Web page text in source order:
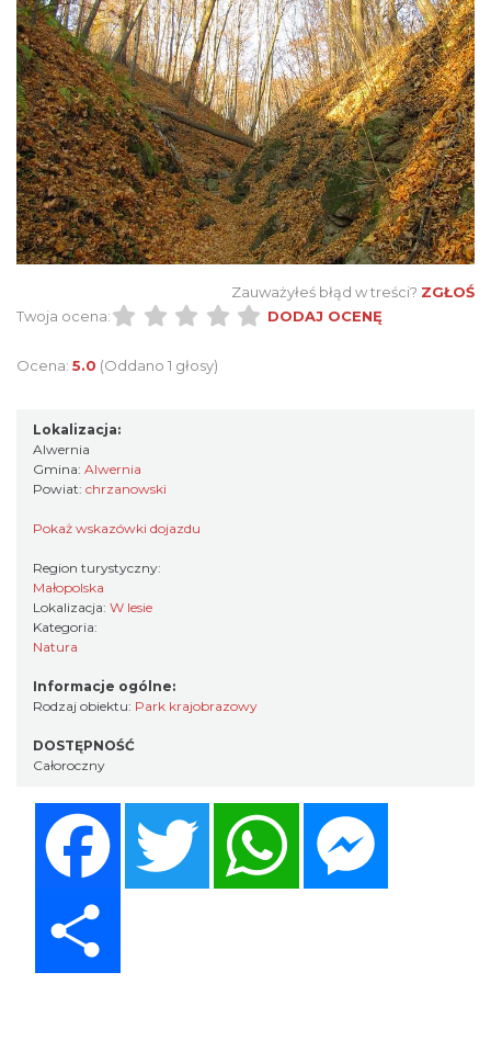
Zauważyłeś błąd w treści? ZGŁOŚ
Twoja ocena:
DODAJ OCENĘ
Ocena: 5.0 (Oddano 1 głosy)
Lokalizacja:
Alwernia
Gmina: Alwernia
Powiat: chrzanowski
Pokaż wskazówki dojazdu
Region turystyczny:
Małopolska
Lokalizacja: W lesie
Kategoria:
Natura
Informacje ogólne:
Rodzaj obiektu: Park krajobrazowy
DOSTĘPNOŚĆ
Całoroczny
Twitter WhatsApp